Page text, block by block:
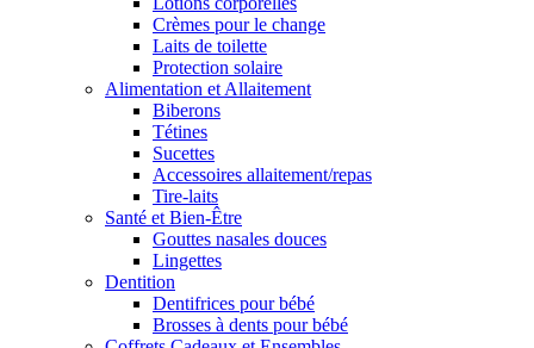
Crèmes pour le change
Laits de toilette
Protection solaire
Alimentation et Allaitement
Biberons
Tétines
Sucettes
Accessoires allaitement/repas
Tire-laits
Santé et Bien-Être
Gouttes nasales douces
Lingettes
Dentition
Dentifrices pour bébé
Brosses à dents pour bébé